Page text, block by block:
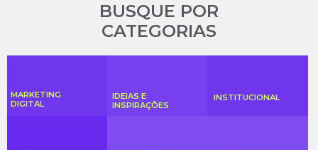
BUSQUE POR
CATEGORIAS
MARKETING
DIGITAL
IDEIAS E
INSPIRAÇÕES
INSTITUCIONAL